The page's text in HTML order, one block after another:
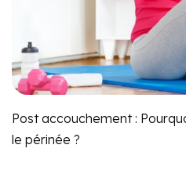
Post accouchement :
le périnée ?